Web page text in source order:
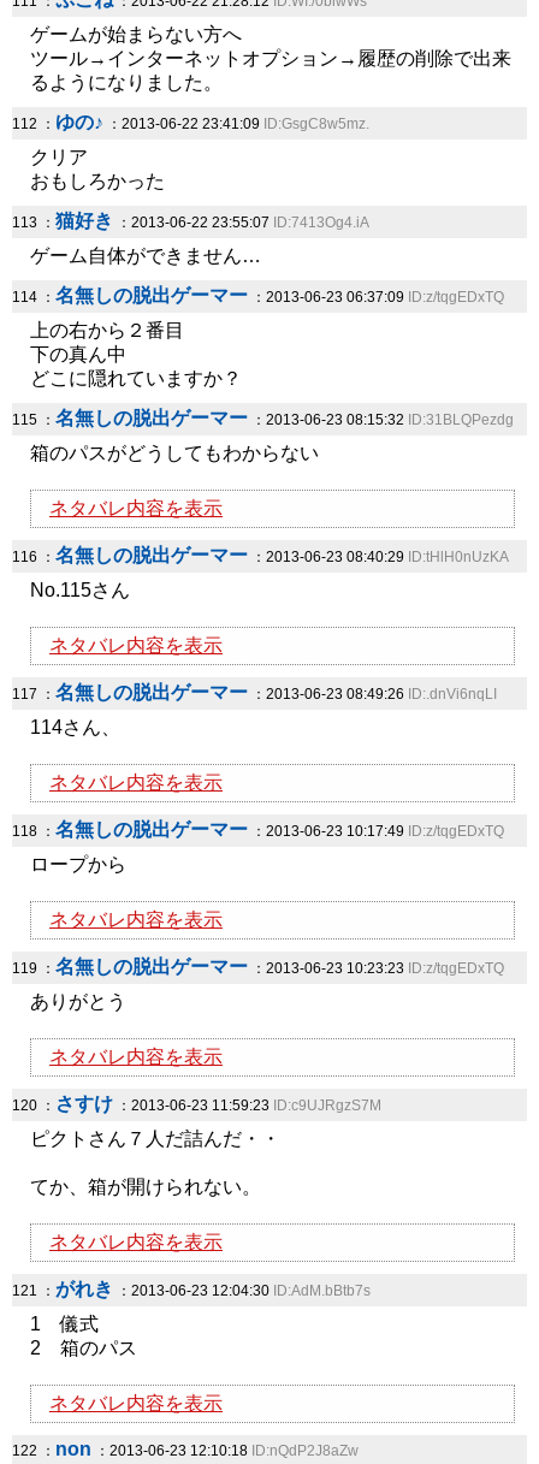
ゲームが始まらない方へ
ツール→インターネットオプション→履歴の削除で出来
るようになりました。
112 ： ゆの♪ ：2013-06-22 23:41:09 ID:GsgC8w5mz.
クリア
おもしろかった
113 ： 猫好き ：2013-06-22 23:55:07 ID:7413Og4.iA
ゲーム自体ができません…
114 ： 名無しの脱出ゲーマー ：2013-06-23 06:37:09 ID:z/tqgEDxTQ
上の右から２番目
下の真ん中
どこに隠れていますか？
115 ： 名無しの脱出ゲーマー ：2013-06-23 08:15:32 ID:31BLQPezdg
箱のパスがどうしてもわからない
ネタバレ内容を表示
116 ： 名無しの脱出ゲーマー ：2013-06-23 08:40:29 ID:tHlH0nUzKA
No.115さん
ネタバレ内容を表示
117 ： 名無しの脱出ゲーマー ：2013-06-23 08:49:26 ID:.dnVi6nqLI
114さん、
ネタバレ内容を表示
118 ： 名無しの脱出ゲーマー ：2013-06-23 10:17:49 ID:z/tqgEDxTQ
ロープから
ネタバレ内容を表示
119 ： 名無しの脱出ゲーマー ：2013-06-23 10:23:23 ID:z/tqgEDxTQ
ありがとう
ネタバレ内容を表示
120 ： さすけ ：2013-06-23 11:59:23 ID:c9UJRgzS7M
ピクトさん７人だ詰んだ・・
てか、箱が開けられない。
ネタバレ内容を表示
121 ： がれき ：2013-06-23 12:04:30 ID:AdM.bBtb7s
1 儀式
2 箱のパス
ネタバレ内容を表示
122 ： non ：2013-06-23 12:10:18 ID:nQdP2J8aZw